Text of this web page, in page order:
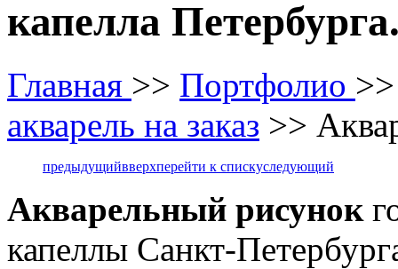
капелла
Главная >> Портфолио
акварель на заказ >>
предыдущийвверхперейти к спискуследующий
Акварельный рисунок
капеллы Санкт-